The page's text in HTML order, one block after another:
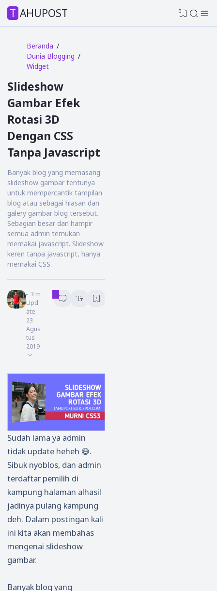
TAHUPOST 0
Beranda
Dunia Blogging
Widget
Slideshow
Gambar Efek
Rotasi 3D
Dengan CSS
Tanpa Javascript
Banyak blog yang memasang
slideshow gambar tentunya
untuk mempercantik tampilan
blog atau sebagai hiasan dan
galery gambar blog tersebut.
Sebagian besar dan hampir
semua admin temukan
memakai javascript. Slideshow
keren tanpa javascript, hanya
memakai CSS.
John
3 menit baca
Upd
ate:
23
Agus
tus
2019
Sudah lama ya admin
tidak update heheh 😅.
Sibuk nyoblos, dan admin
terdaftar pemilih di
kampung halaman alhasil
jadinya pulang kampung
deh. Dalam postingan kali
ini kita akan membahas
mengenai slideshow
gambar.
Banyak blog yang